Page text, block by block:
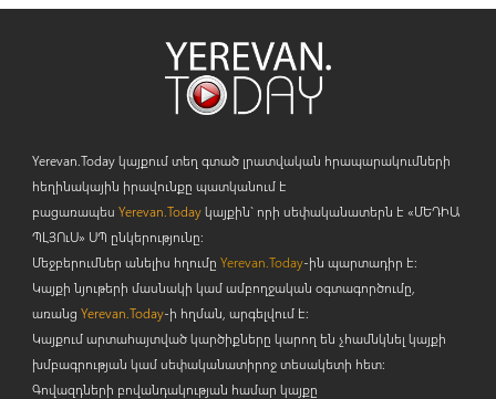
Yerevan.Today կայքում տեղ գտած լրատվական հրապարակումների
հեղինակային իրավունքը պատկանում է
բացառապես Yerevan.Todayկայքին` որի սեփականատերն է «ՄԵԴԻԱ
ՊԼՅՈւՍ» ՍՊ ընկերությունը։
Մեջբերումներ անելիս հղումը Yerevan.Today-ին պարտադիր է:
Կայքի նյութերի մասնակի կամ ամբողջական օգտագործումը,
առանց Yerevan.Today-ի հղման, արգելվում է:
Կայքում արտահայտված կարծիքները կարող են չհամնկնել կայքի
խմբագրության կամ սեփականատիրոջ տեսակետի հետ:
Գովազդների բովանդակության համար կայքը